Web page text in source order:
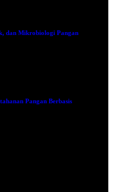
dan Mikrobiologi Pangan
Pangan Berbasis